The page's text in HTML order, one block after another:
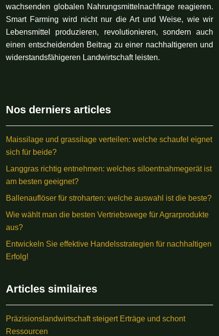
wachsenden globalen Nahrungsmittelnachfrage reagieren.
Smart Farming wird nicht nur die Art und Weise, wie wir
Lebensmittel produzieren, revolutionieren, sondern auch
einen entscheidenden Beitrag zu einer nachhaltigeren und
widerstandsfähigeren Landwirtschaft leisten.
Nos derniers articles
Maissilage und grassilage verteilen: welche schaufel eignet
sich für beide?
Langgras richtig entnehmen: welches siloentnahmegerät ist
am besten geeignet?
Ballenauflöser für stroharten: welche auswahl ist die beste?
Wie wählt man die besten Vertriebswege für Agrarprodukte
aus?
Entwickeln Sie effektive Handelsstrategien für nachhaltigen
Erfolg!
Articles similaires
Präzisionslandwirtschaft steigert Erträge und schont
Ressourcen